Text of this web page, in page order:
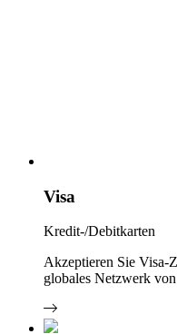
Visa
Kredit-/Debitkarten
Akzeptieren Sie Visa-
globales Netzwerk